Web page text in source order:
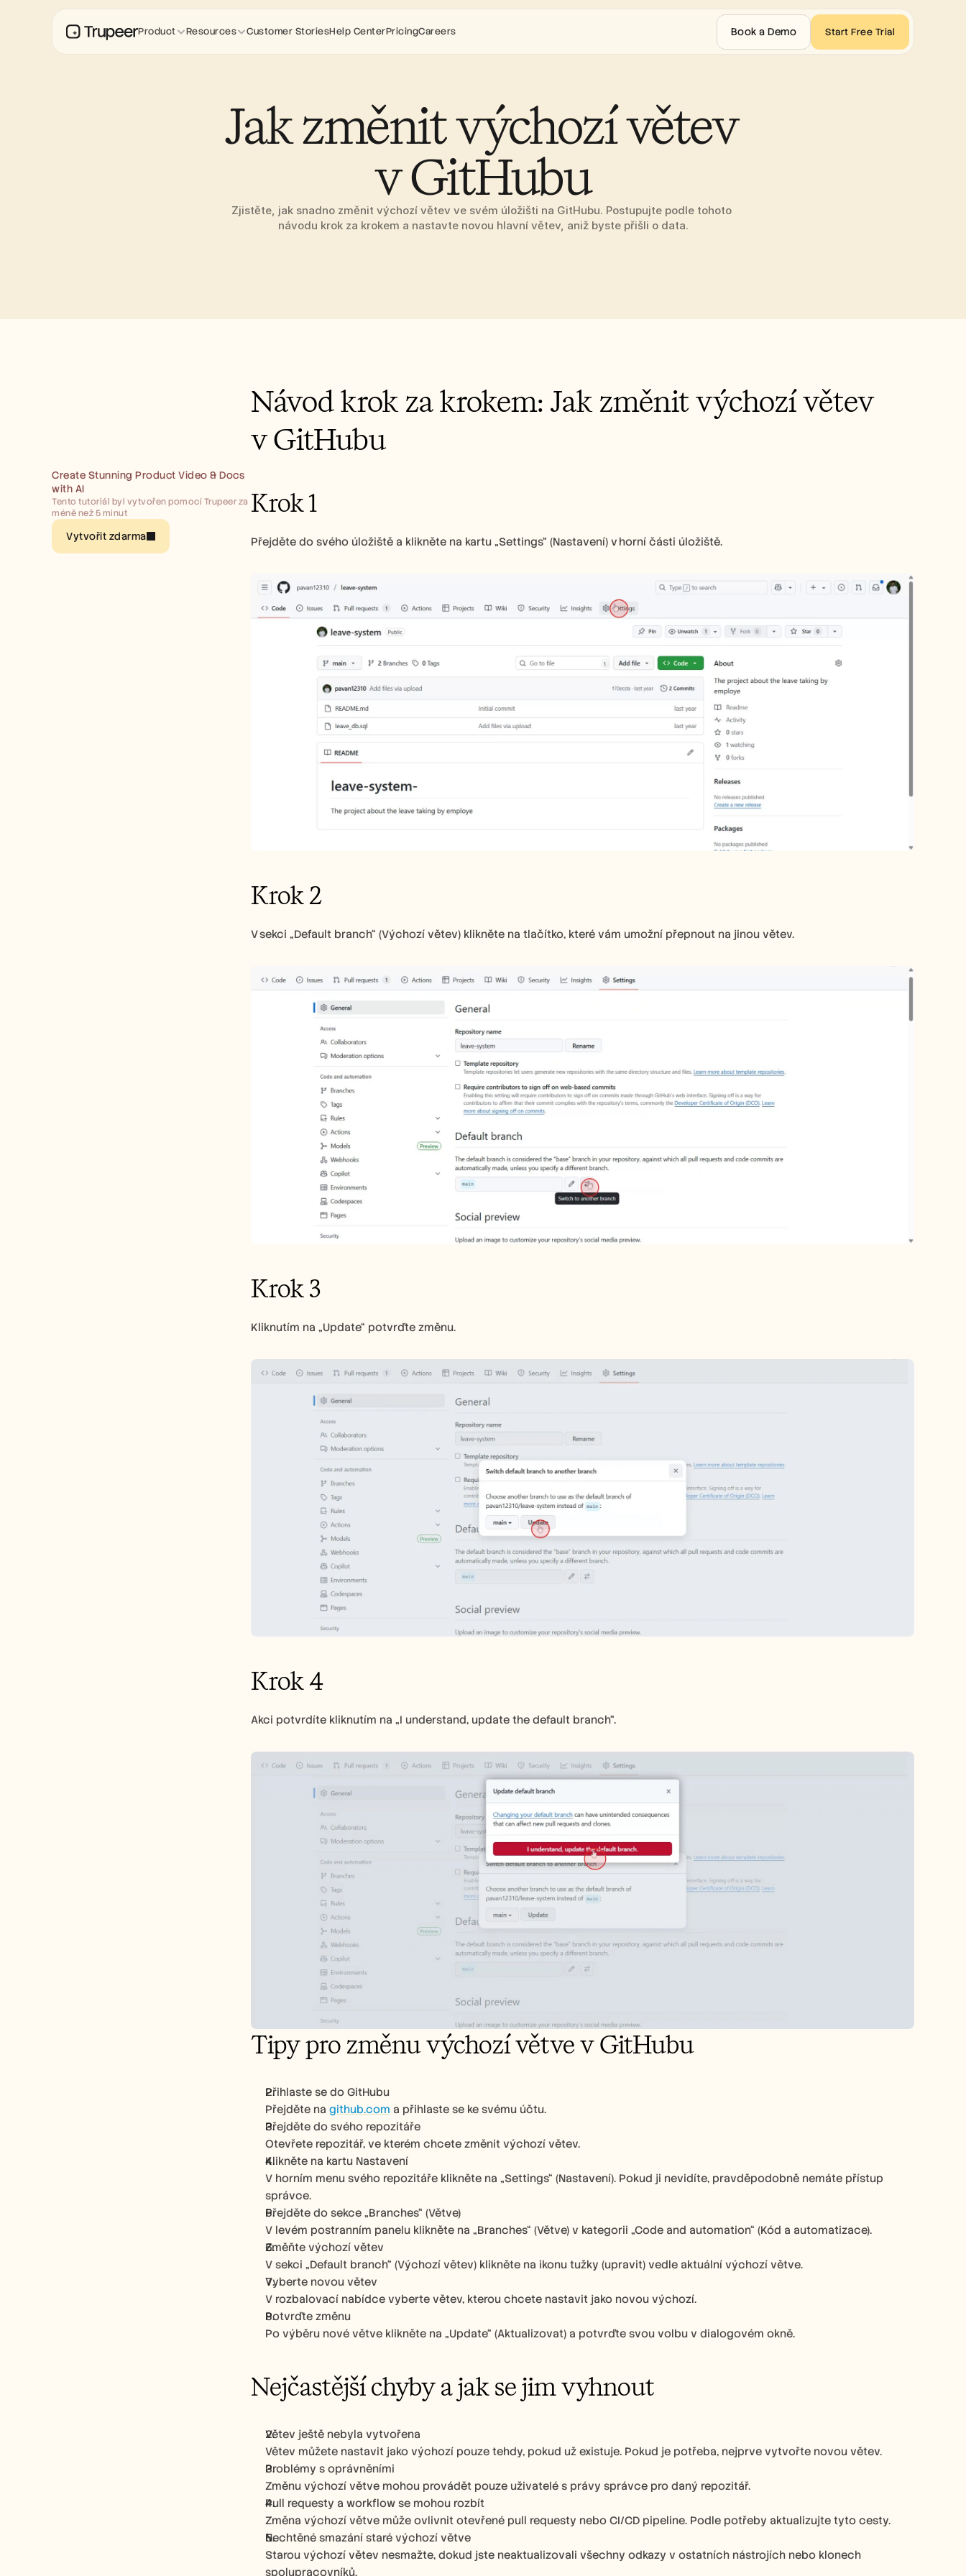
Jak změnit výchozí větev
v GitHubu
Zjistěte, jak snadno změnit výchozí větev ve svém úložišti na GitHubu. Postupujte podle tohoto
návodu krok za krokem a nastavte novou hlavní větev, aniž byste přišli o data.
Create Stunning Product Video & Docs
with AI
Tento tutoriál byl vytvořen pomocí Trupeer za
méně než 5 minut
Vytvořit zdarma
Návod krok za krokem: Jak změnit výchozí větev
v GitHubu
Krok 1
Přejděte do svého úložiště a klikněte na kartu „Settings“ (Nastavení) v horní části úložiště.
Krok 2
V sekci „Default branch“ (Výchozí větev) klikněte na tlačítko, které vám umožní přepnout na jinou větev.
Krok 3
Kliknutím na „Update“ potvrďte změnu.
Krok 4
Akci potvrdíte kliknutím na „I understand, update the default branch“.
Tipy pro změnu výchozí větve v GitHubu
Přihlaste se do GitHubu
Přejděte na github.com a přihlaste se ke svému účtu.
Přejděte do svého repozitáře
Otevřete repozitář, ve kterém chcete změnit výchozí větev.
Klikněte na kartu Nastavení
V horním menu svého repozitáře klikněte na „Settings“ (Nastavení). Pokud ji nevidíte, pravděpodobně nemáte přístup
správce.
Přejděte do sekce „Branches“ (Větve)
V levém postranním panelu klikněte na „Branches“ (Větve) v kategorii „Code and automation“ (Kód a automatizace).
Změňte výchozí větev
V sekci „Default branch“ (Výchozí větev) klikněte na ikonu tužky (upravit) vedle aktuální výchozí větve.
Vyberte novou větev
V rozbalovací nabídce vyberte větev, kterou chcete nastavit jako novou výchozí.
Potvrďte změnu
Po výběru nové větve klikněte na „Update“ (Aktualizovat) a potvrďte svou volbu v dialogovém okně.
Nejčastější chyby a jak se jim vyhnout
Větev ještě nebyla vytvořena
Větev můžete nastavit jako výchozí pouze tehdy, pokud už existuje. Pokud je potřeba, nejprve vytvořte novou větev.
Problémy s oprávněními
Změnu výchozí větve mohou provádět pouze uživatelé s právy správce pro daný repozitář.
Pull requesty a workflow se mohou rozbít
Změna výchozí větve může ovlivnit otevřené pull requesty nebo CI/CD pipeline. Podle potřeby aktualizujte tyto cesty.
Nechtěné smazání staré výchozí větve
Starou výchozí větev nesmažte, dokud jste neaktualizovali všechny odkazy v ostatních nástrojích nebo klonech
spolupracovníků.
Product Resources Customer StoriesHelp CenterPricingCareers Book a Demo Start Free Trial